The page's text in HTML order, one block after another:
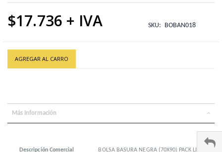
$17.736 SKU BOBAN018
AGREGAR AL CARRO
Más Información
Descripción Comercial BOLSA BASURA NEGRA (70X90) PACK LIST